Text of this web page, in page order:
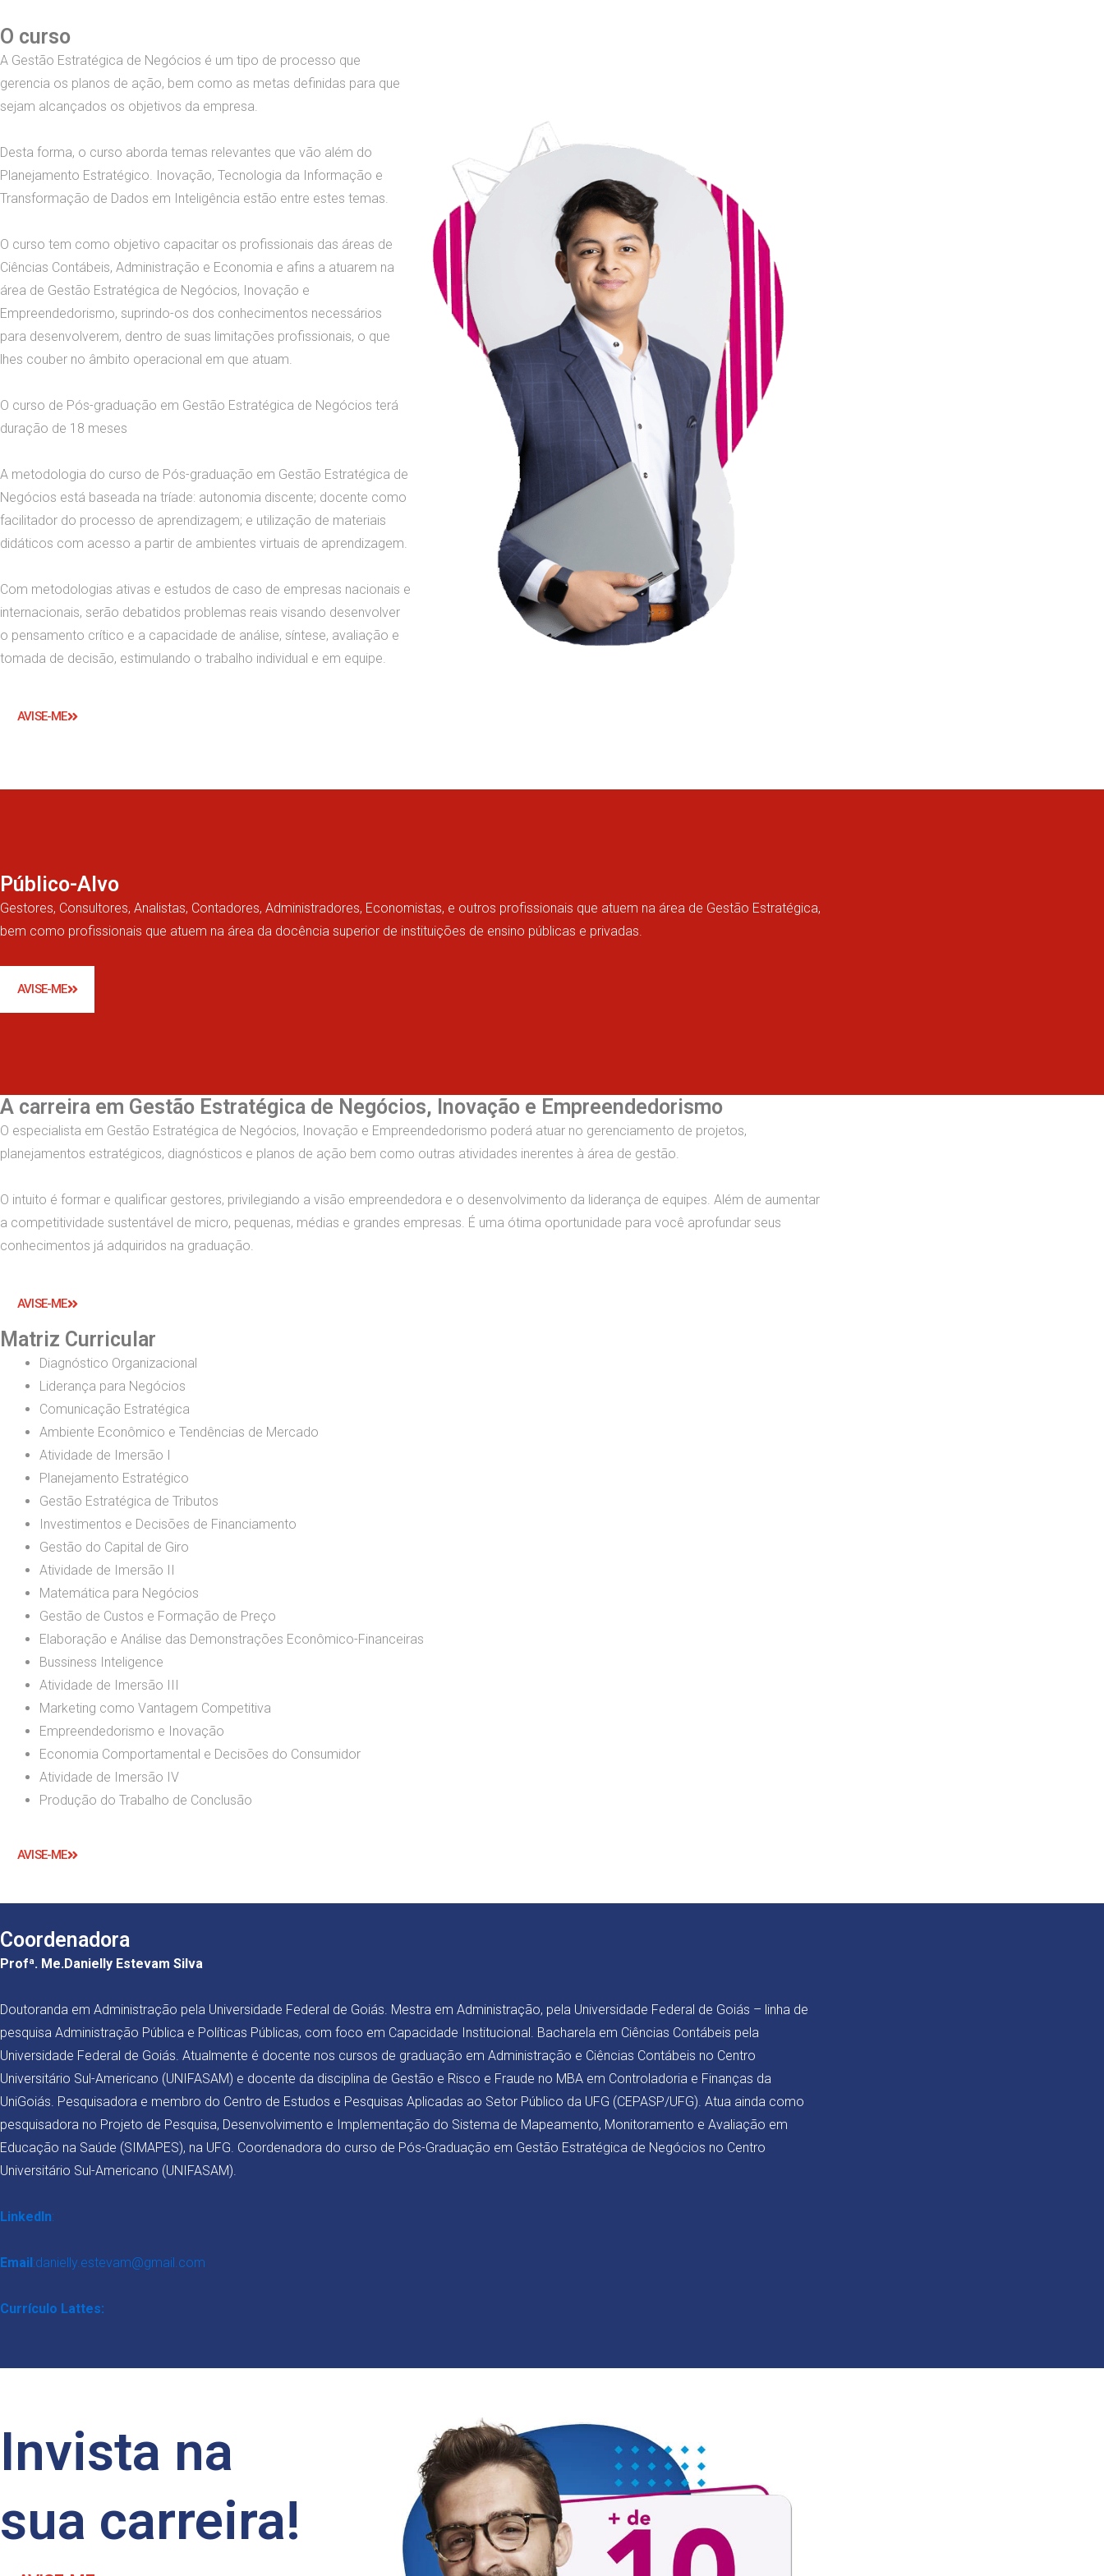
O curso
A Gestão Estratégica de Negócios é um tipo de processo que
gerencia os planos de ação, bem como as metas definidas para que
sejam alcançados os objetivos da empresa.
Desta forma, o curso aborda temas relevantes que vão além do
Planejamento Estratégico. Inovação, Tecnologia da Informação e
Transformação de Dados em Inteligência estão entre estes temas.
O curso tem como objetivo capacitar os profissionais das áreas de
Ciências Contábeis, Administração e Economia e afins a atuarem na
área de Gestão Estratégica de Negócios, Inovação e
Empreendedorismo, suprindo-os dos conhecimentos necessários
para desenvolverem, dentro de suas limitações profissionais, o que
lhes couber no âmbito operacional em que atuam.
O curso de Pós-graduação em Gestão Estratégica de Negócios terá
duração de 18 meses
A metodologia do curso de Pós-graduação em Gestão Estratégica de
Negócios está baseada na tríade: autonomia discente; docente como
facilitador do processo de aprendizagem; e utilização de materiais
didáticos com acesso a partir de ambientes virtuais de aprendizagem.
Com metodologias ativas e estudos de caso de empresas nacionais e
internacionais, serão debatidos problemas reais visando desenvolver
o pensamento crítico e a capacidade de análise, síntese, avaliação e
tomada de decisão, estimulando o trabalho individual e em equipe.
AVISE-ME
Público-Alvo
Gestores, Consultores, Analistas, Contadores, Administradores, Economistas, e outros profissionais que atuem na área de Gestão Estratégica,
bem como profissionais que atuem na área da docência superior de instituições de ensino públicas e privadas.
AVISE-ME
A carreira em Gestão Estratégica de Negócios, Inovação e Empreendedorismo
O especialista em Gestão Estratégica de Negócios, Inovação e Empreendedorismo poderá atuar no gerenciamento de projetos,
planejamentos estratégicos, diagnósticos e planos de ação bem como outras atividades inerentes à área de gestão.
O intuito é formar e qualificar gestores, privilegiando a visão empreendedora e o desenvolvimento da liderança de equipes. Além de aumentar
a competitividade sustentável de micro, pequenas, médias e grandes empresas. É uma ótima oportunidade para você aprofundar seus
conhecimentos já adquiridos na graduação.
AVISE-ME
Matriz Curricular
Diagnóstico Organizacional
Liderança para Negócios
Comunicação Estratégica
Ambiente Econômico e Tendências de Mercado
Atividade de Imersão I
Planejamento Estratégico
Gestão Estratégica de Tributos
Investimentos e Decisões de Financiamento
Gestão do Capital de Giro
Atividade de Imersão II
Matemática para Negócios
Gestão de Custos e Formação de Preço
Elaboração e Análise das Demonstrações Econômico-Financeiras
Bussiness Inteligence
Atividade de Imersão III
Marketing como Vantagem Competitiva
Empreendedorismo e Inovação
Economia Comportamental e Decisões do Consumidor
Atividade de Imersão IV
Produção do Trabalho de Conclusão
AVISE-ME
Coordenadora
Profª. Me.Danielly Estevam Silva
Doutoranda em Administração pela Universidade Federal de Goiás. Mestra em Administração, pela Universidade Federal de Goiás – linha de
pesquisa Administração Pública e Políticas Públicas, com foco em Capacidade Institucional. Bacharela em Ciências Contábeis pela
Universidade Federal de Goiás. Atualmente é docente nos cursos de graduação em Administração e Ciências Contábeis no Centro
Universitário Sul-Americano (UNIFASAM) e docente da disciplina de Gestão e Risco e Fraude no MBA em Controladoria e Finanças da
UniGoiás. Pesquisadora e membro do Centro de Estudos e Pesquisas Aplicadas ao Setor Público da UFG (CEPASP/UFG). Atua ainda como
pesquisadora no Projeto de Pesquisa, Desenvolvimento e Implementação do Sistema de Mapeamento, Monitoramento e Avaliação em
Educação na Saúde (SIMAPES), na UFG. Coordenadora do curso de Pós-Graduação em Gestão Estratégica de Negócios no Centro
Universitário Sul-Americano (UNIFASAM).
LinkedIn:
Email:danielly.estevam@gmail.com
Currículo Lattes:
Invista na
sua carreira!